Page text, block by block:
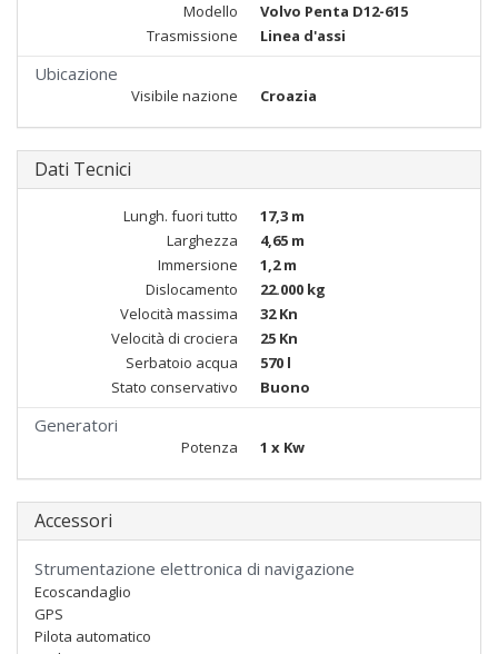
Modello
Volvo Penta D12-615
Trasmissione
Linea d'assi
Ubicazione
Visibile nazione Croazia
Dati Tecnici
Lungh. fuori tutto
17,3 m
Larghezza
4,65 m
Immersione
1,2 m
Dislocamento
22.000 kg
Velocità massima
32 Kn
Velocità di crociera
25 Kn
Serbatoio acqua
570 l
Stato conservativo
Buono
Generatori
Potenza 1 x Kw
Accessori
Strumentazione elettronica di navigazione
Ecoscandaglio
GPS
Pilota automatico